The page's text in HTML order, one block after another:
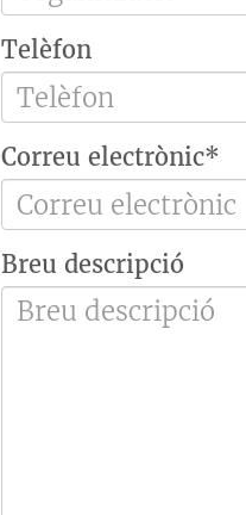
Telèfon
Correu electrònic*
Breu descripció